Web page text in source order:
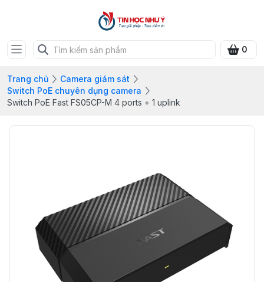
0
Trang chủ
Camera giám sát
Switch PoE chuyên dụng camera
Switch PoE Fast FS05CP-M 4 ports + 1 uplink